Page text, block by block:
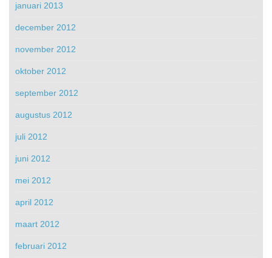
januari 2013
december 2012
november 2012
oktober 2012
september 2012
augustus 2012
juli 2012
juni 2012
mei 2012
april 2012
maart 2012
februari 2012